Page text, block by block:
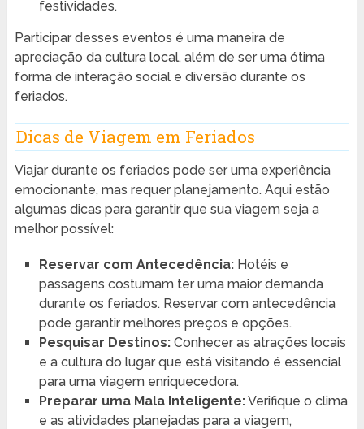
festividades.
Participar desses eventos é uma maneira de
apreciação da cultura local, além de ser uma ótima
forma de interação social e diversão durante os
feriados.
Dicas de Viagem em Feriados
Viajar durante os feriados pode ser uma experiência
emocionante, mas requer planejamento. Aqui estão
algumas dicas para garantir que sua viagem seja a
melhor possível:
Reservar com Antecedência:Hotéis e
passagens costumam ter uma maior demanda
durante os feriados. Reservar com antecedência
pode garantir melhores preços e opções.
Pesquisar Destinos:Conhecer as atrações locais
e a cultura do lugar que está visitando é essencial
para uma viagem enriquecedora.
Preparar uma Mala Inteligente:Verifique o clima
e as atividades planejadas para a viagem,